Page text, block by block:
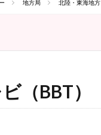
地方局 北陸・東海地方
（BBT）